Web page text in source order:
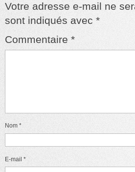
Votre adresse e-mail ne
sont indiqués avec *
Commentaire *
Nom *
E-mail *